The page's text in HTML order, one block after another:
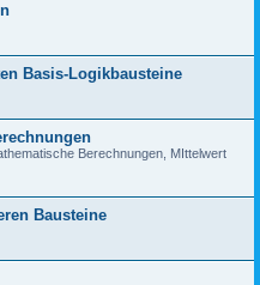
Basis-Logikbausteine
Berechnungen, MIttelwert
Bausteine